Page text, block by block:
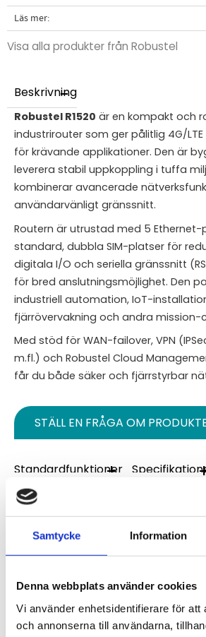
Samtycke Information
Denna webbplats använder cookies
Vi använder enhetsidentifierare för att
och annonserna till användarna,
Läs mer
Visa alla produkter från Robustel
Beskrivning
Robustel R1520 är en kompakt och
industrirouter som ger pålitlig 4G/
för krävande applikationer. Den är
leverera stabil uppkoppling i tuffa
kombinerar avancerade
användarvänligt gränssnitt.
Routern är utrustad med 5 Ethernet-
standard, dubbla SIM-platser för
digitala I/O och seriella gränssnitt
för bred anslutningsmöjlighet. Den
industriell automation, IoT-
fjärrövervakning och andra mission-
Med stöd för WAN-failover, VPN
m.fl.) och Robustel Cloud
får du både säker och fjärrstyrbar
STÄLL EN FRÅGA OM
Standardfunktioner
Leveransomfattning
Omdömen